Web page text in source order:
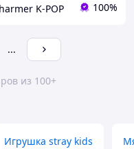
K-POP 100%
...
из 100+
Игрушка stray kids